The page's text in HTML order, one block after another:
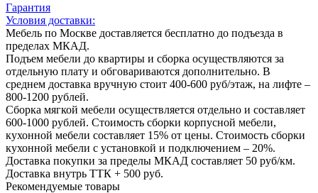
Гарантия
Условия доставки:
Мебель по Москве доставляется бесплатно до подъезда в
пределах МКАД.
Подъем мебели до квартиры и сборка осуществляются за
отдельную плату и обговариваются дополнительно. В
среднем доставка вручную стоит 400-600 руб/этаж, на лифте –
800-1200 рублей.
Сборка мягкой мебели осуществляется отдельно и составляет
600-1000 рублей. Стоимость сборки корпусной мебели,
кухонной мебели составляет 15% от цены. Стоимость сборки
кухонной мебели с установкой и подключением – 20%.
Доставка покупки за пределы МКАД составляет 50 руб/км.
Доставка внутрь ТТК + 500 руб.
Рекомендуемые товары